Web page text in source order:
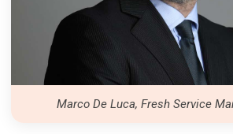
Marco De Luca, Fresh Service